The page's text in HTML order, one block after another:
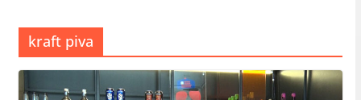
kraft piva